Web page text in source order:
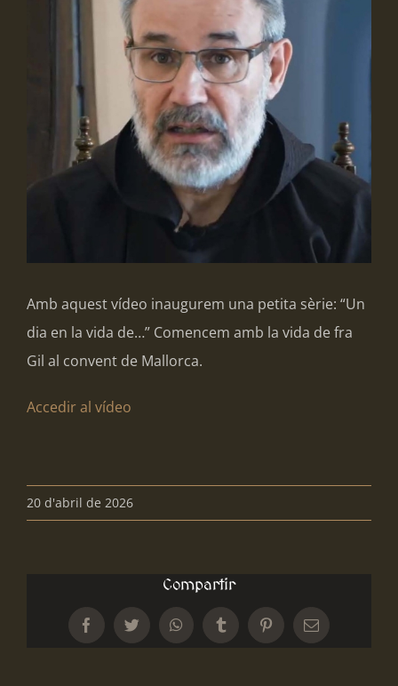
Amb aquest vídeo inaugurem una petita sèrie: “Un
dia en la vida de…” Comencem amb la vida de fra
Gil al convent de Mallorca.
Accedir al vídeo
20 d'abril de 2026
Compartir
FacebookTwitterWhatsAppTumblrPinterestEmail: